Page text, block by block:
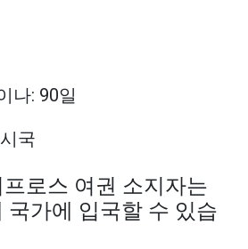
: 90일
국
프로스 여권 소지자는
국가에 입국할 수 있습